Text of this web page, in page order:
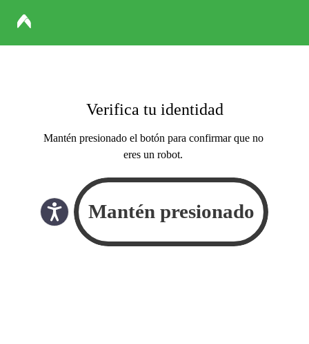
Verifica tu identidad
Mantén presionado el botón para confirmar que no
eres un robot.